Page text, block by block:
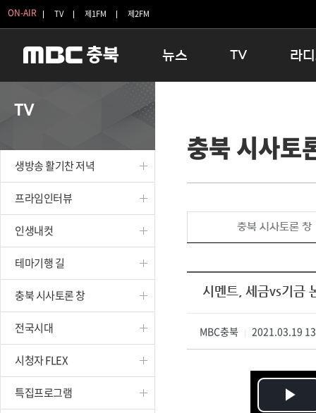
ON-AIR TV 제1FM 제2FM
뉴스
보은
옥천
TV
인생내컷
테마기행 길
시청자 FLEX
특집프로그램
종영프로그램
라
16:00
우리 고
TV
생방송 활기찬 저녁
프라임인터뷰
인생내컷
테마기행 길
충북 시사토론 창
전국시대
시청자 FLEX
특집프로그램
충북 시사토
충북 시사토론 창
시멘트, 세금vs기금
MBC충북 2021.03.19